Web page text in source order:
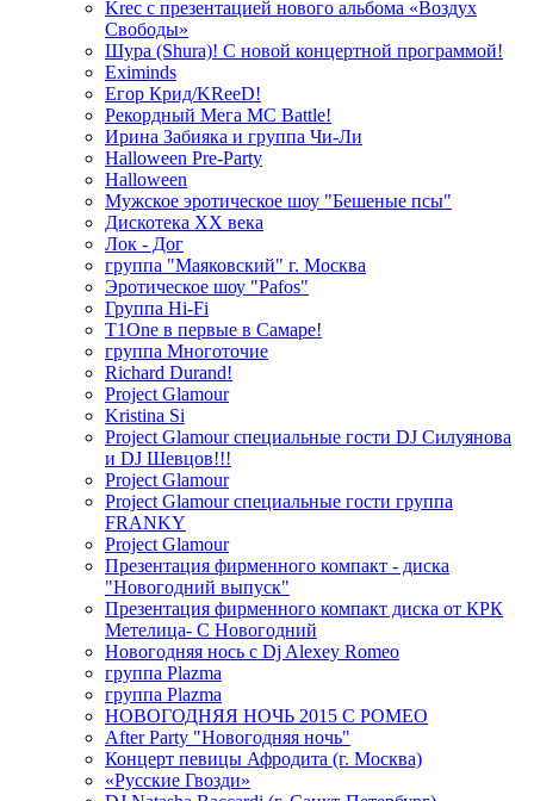
Krec с презентацией нового альбома «Воздух
Свободы»
Шура (Shura)! С новой концертной программой!
Eximinds
Егор Крид/KReeD!
Рекордный Мега МС Battle!
Ирина Забияка и группа Чи-Ли
Halloween Pre-Party
Halloween
Мужское эротическое шоу "Бешеные псы"
Дискотека ХХ века
Лок - Дог
группа "Маяковский" г. Москва
Эротическое шоу "Pafos"
Группа Hi-Fi
T1One в первые в Самаре!
группа Многоточие
Richard Durand!
Project Glamour
Kristina Si
Project Glamour специальные гости DJ Силуянова
и DJ Шевцов!!!
Project Glamour
Project Glamour специальные гости группа
FRANKY
Project Glamour
Презентация фирменного компакт - диска
"Новогодний выпуск"
Презентация фирменного компакт диска от КРК
Метелица- С Новогодний
Новогодняя нось с Dj Alexey Romeo
группа Plazma
группа Plazma
НОВОГОДНЯЯ НОЧЬ 2015 C РОМЕО
After Party "Новогодняя ночь"
Концерт певицы Афродита (г. Москва)
«Русские Гвозди»